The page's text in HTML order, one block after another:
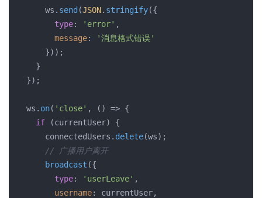
      ws.
send (JSON. stringify({
type: 'error' ,
message:
'消息格式错误'
  ws.
on( 'close' , () => {
if (currentUser) {
      connectedUsers.
delete(ws);
// 广播用户离开
broadcast ({
type: 'userLeave' ,
username: currentUser,